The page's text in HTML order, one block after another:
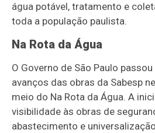
água potável, tratamento e
toda a população paulista.
Na Rota da Água
O Governo de São Paulo
avanços das obras da Sabesp
meio do Na Rota da Água. A
visibilidade às obras de
abastecimento e